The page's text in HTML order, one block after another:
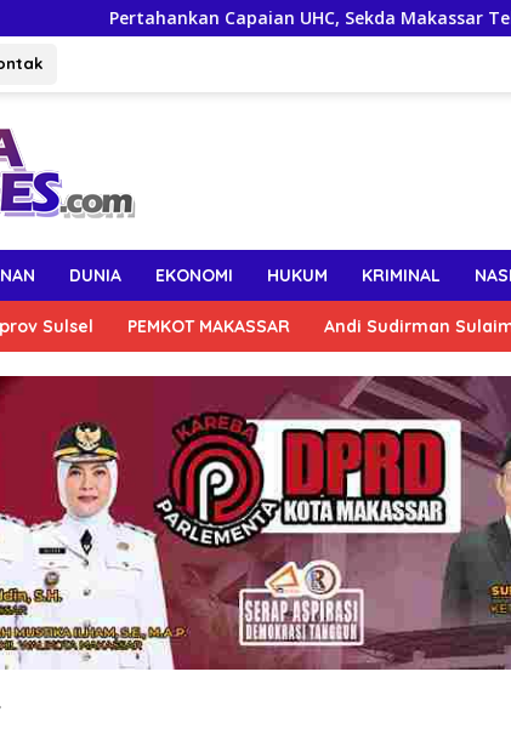
Capaian UHC, Sekda Makassar Tekankan Sinergi
DUNIA EKONOMI HUKUM KRIMINAL
Sulsel PEMKOT MAKASSAR Andi Sudirman